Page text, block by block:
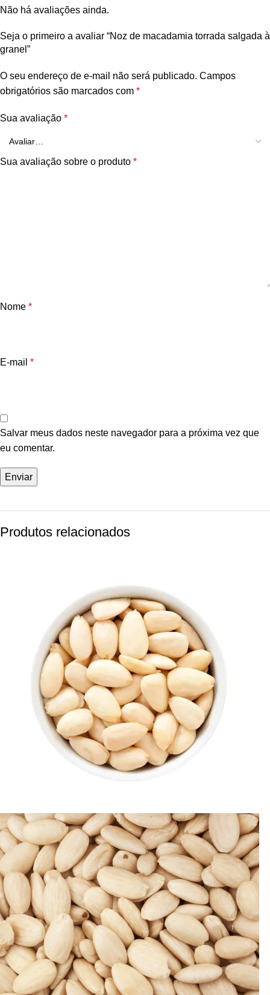
Não há avaliações ainda.
Seja o primeiro a avaliar “Noz de macadamia torrada salgada à
granel”
O seu endereço de e-mail não será publicado. Campos
obrigatórios são marcados com *
Sua avaliação *
Sua avaliação sobre o produto *
Nome *
E-mail *
Salvar meus dados neste navegador para a próxima vez que
eu comentar.
Produtos relacionados